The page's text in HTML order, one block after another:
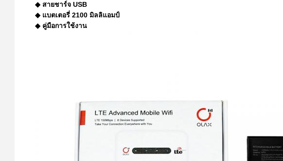
◆ สายชาร์จ USB
◆ แบตเตอรี่ 2100 มิลลิแอมป์
◆ คู่มือการใช้งาน